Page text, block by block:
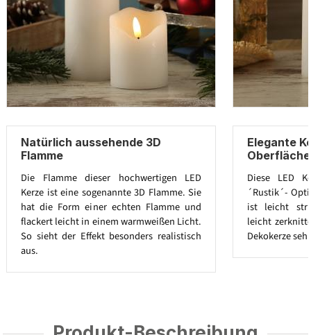
Natürlich aussehende 3D
Flamme
Die Flamme dieser hochwertigen LED
Kerze ist eine sogenannte 3D Flamme. Sie
hat die Form einer echten Flamme und
flackert leicht in einem warmweißen Licht.
So sieht der Effekt besonders realistisch
aus.
Elegante
Oberfläche
Diese LED
´Rustik´-
ist leicht
leicht
Dekokerze